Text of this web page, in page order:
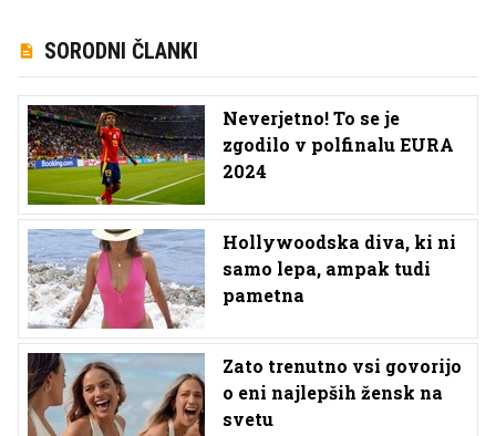
SORODNI ČLANKI
Neverjetno! To se je
zgodilo v polfinalu EURA
2024
Hollywoodska diva, ki ni
samo lepa, ampak tudi
pametna
Zato trenutno vsi govorijo
o eni najlepših žensk na
svetu